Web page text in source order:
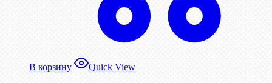
В корзину Quick View